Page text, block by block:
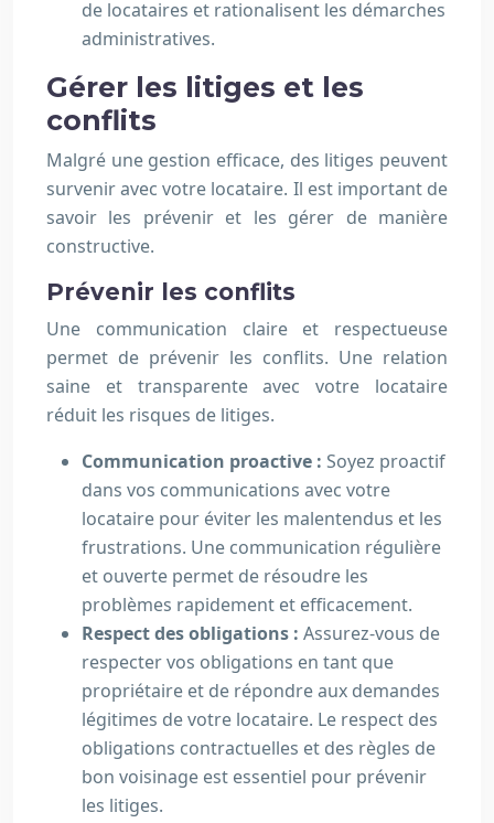
de locataires et rationalisent les démarches
administratives.
Gérer les litiges et les
conflits
Malgré une gestion efficace, des litiges peuvent
survenir avec votre locataire. Il est important de
savoir les prévenir et les gérer de manière
constructive.
Prévenir les conflits
Une communication claire et respectueuse
permet de prévenir les conflits. Une relation
saine et transparente avec votre locataire
réduit les risques de litiges.
Communication proactive : Soyez proactif
dans vos communications avec votre
locataire pour éviter les malentendus et les
frustrations. Une communication régulière
et ouverte permet de résoudre les
problèmes rapidement et efficacement.
Respect des obligations : Assurez-vous de
respecter vos obligations en tant que
propriétaire et de répondre aux demandes
légitimes de votre locataire. Le respect des
obligations contractuelles et des règles de
bon voisinage est essentiel pour prévenir
les litiges.